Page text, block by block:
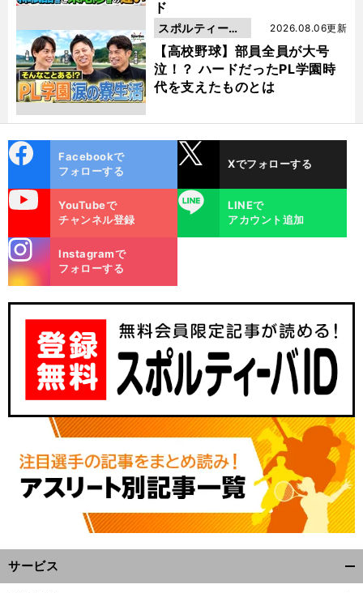
ド
【高校野球】部員全員が大号
泣！？ ハードだったPL学園時
代を支えたものとは
2026.08.06更新
スポルティーバ
動画
ok
Facebookで
フォローする
Xでフォローする
YouTubeで
チャンネル登録
LINE
LINEで
アカウント追加
m
Instagramで
フォローする
サービス